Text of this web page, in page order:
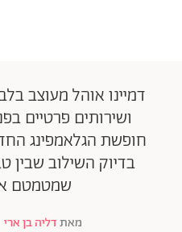
דמיינו אוהל מעוצב
ושירותים פרטיים
חופשת הגלאמפינג
בדיוק השילוב שבין
שמטמטם
מאתדליה בן ארי